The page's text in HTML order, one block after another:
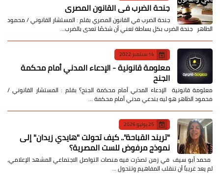
جنحة الضرب في القانون المصري
جنحة الضرب في القانون المصري بقلم : المستشار القانوني / محمود
الطاهر جنحة الضرب بكل بساطة تعني أن شخصًا تعدى بالضرب…
14 سبتمبر 2022
معلومة قانونية - الإدعاء المدني أمام محكمة
الجنح
معلومة قانونية الإدعاء المدني أمام محكمة الجنح؟ بقلم : المستشار القانوني /
محمود الطاهر هو ليه بندعي مدني أمام محكمة …
25 يوليو 2026
​"تريند القباحة".. كيف تحولت "هايدي زيدان" إلى
نموذج مرفوض للست المصرية؟
​ محمد أبو سيف ​في زمن تصدّرت فيه منصات التواصل الاجتماعي المشهد الإعلامي،
لم يعد غريباً أن تنقلب المفاهيم وتتحول …